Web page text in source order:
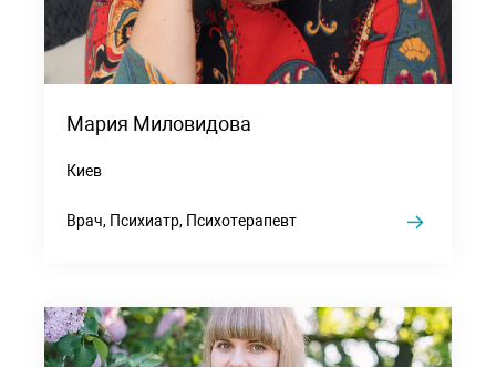
Мария Миловидова
Киев
Врач, Психиатр, Психотерапевт